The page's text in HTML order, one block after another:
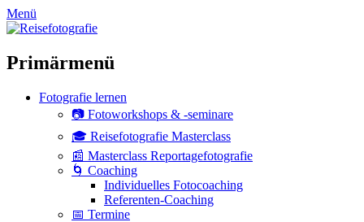
zum
Inhalt
Menü
Primärmenü
Fotografie lernen
📷 Fotoworkshops & -seminare
🎓 Reisefotografie Masterclass
📰 Masterclass Reportagefotografie
🌀 Coaching
Individuelles Fotocoaching
Referenten-Coaching
📅 Termine